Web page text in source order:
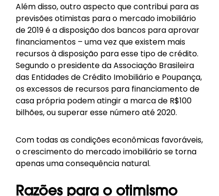
Além disso, outro aspecto que contribui para as
previsões otimistas para o mercado imobiliário
de 2019 é a disposição dos bancos para aprovar
financiamentos – uma vez que existem mais
recursos à disposição para esse tipo de crédito.
Segundo o presidente da Associação Brasileira
das Entidades de Crédito Imobiliário e Poupança,
os excessos de recursos para financiamento de
casa própria podem atingir a marca de R$100
bilhões, ou superar esse número até 2020.
Com todas as condições econômicas favoráveis,
o crescimento do mercado imobiliário se torna
apenas uma consequência natural.
Razões para o otimismo